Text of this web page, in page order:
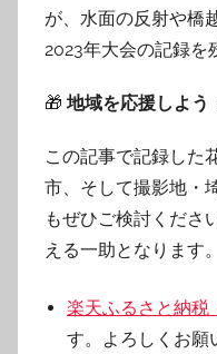
が、水面の反射や橋
2023年大会の記録を
🎁 地域を応援しよう
この記事で記録した
市、そして撮影地・
もぜひご検討くださ
える一助となります。
楽天ふるさと納税
す。よろしくお願